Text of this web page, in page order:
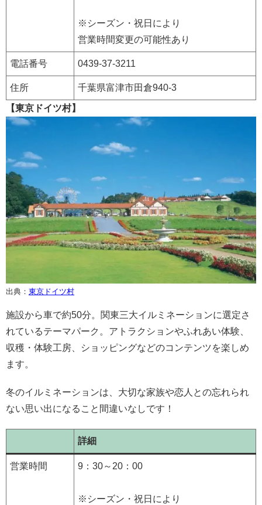
※シーズン・祝日により
営業時間変更の可能性あり
電話番号 0439-37-3211
住所 千葉県富津市田倉940-3
【東京ドイツ村】
出典： 東京ドイツ村
施設から車で約50分。関東三大イルミネーションに選定さ
れているテーマパーク。アトラクションやふれあい体験、
収穫・体験工房、ショッピングなどのコンテンツを楽しめ
ます。
冬のイルミネーションは、大切な家族や恋人との忘れられ
ない思い出になること間違いなしです！
詳細
営業時間 9：30～20：00
※シーズン・祝日により